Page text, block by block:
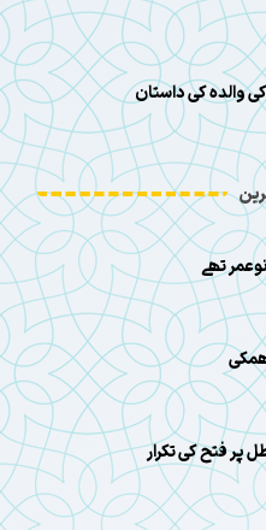
والدہ کی داستان
پر فتح کی تکرار